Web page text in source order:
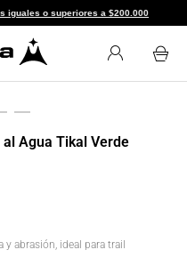
iguales o superiores a $200.000
Agua Tikal Verde
abrasión, ideal para trail